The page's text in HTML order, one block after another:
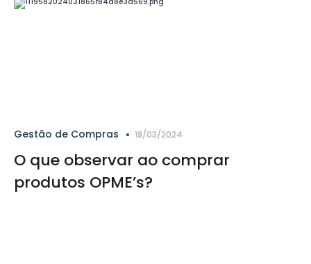
Gestão de Compras 18/03/2024
O que observar ao comprar
produtos OPME’s?